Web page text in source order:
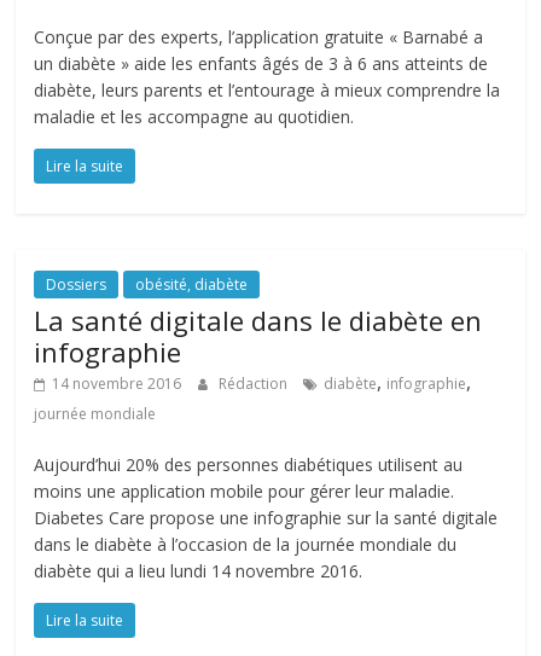
Conçue par des experts, l’application gratuite « Barnabé a
un diabète » aide les enfants âgés de 3 à 6 ans atteints de
diabète, leurs parents et l’entourage à mieux comprendre la
maladie et les accompagne au quotidien.
Lire la suite
Dossiers obésité, diabète
La santé digitale dans le diabète en
infographie
14 novembre 2016 Rédaction diabète, infographie,
journée mondiale
Aujourd’hui 20% des personnes diabétiques utilisent au
moins une application mobile pour gérer leur maladie.
Diabetes Care propose une infographie sur la santé digitale
dans le diabète à l’occasion de la journée mondiale du
diabète qui a lieu lundi 14 novembre 2016.
Lire la suite